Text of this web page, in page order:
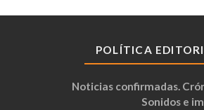
POLÍTICA
Noticias confirmadas.
Sonidos e